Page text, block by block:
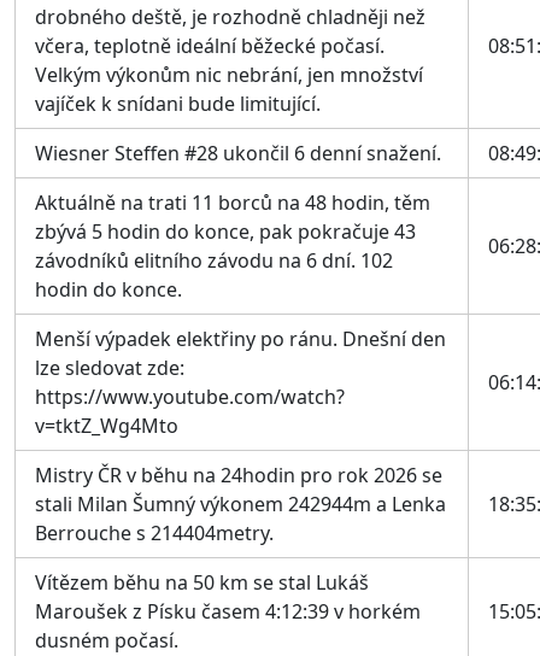
drobného deště, je rozhodně chladněji než
včera, teplotně ideální běžecké počasí.
Velkým výkonům nic nebrání, jen množství
vajíček k snídani bude limitující.
Wiesner Steffen #28 ukončil 6 denní snažení.
Aktuálně na trati 11 borců na 48 hodin, těm
zbývá 5 hodin do konce, pak pokračuje 43
závodníků elitního závodu na 6 dní. 102
hodin do konce.
Menší výpadek elektřiny po ránu. Dnešní den
lze sledovat zde:
https://www.youtube.com/watch?
v=tktZ_Wg4Mto
Mistry ČR v běhu na 24hodin pro rok 2026 se
stali Milan Šumný výkonem 242944m a Lenka
Berrouche s 214404metry.
Vítězem běhu na 50 km se stal Lukáš
Maroušek z Písku časem 4:12:39 v horkém
dusném počasí.